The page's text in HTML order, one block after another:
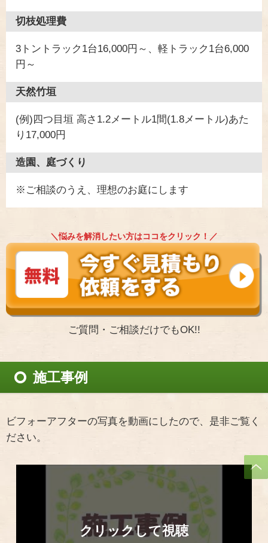
切枝処理費
3トントラック1台16,000円～、軽トラック1台6,000
円～
天然竹垣
(例)四つ目垣 高さ1.2メートル1間(1.8メートル)あた
り17,000円
造園、庭づくり
※ご相談のうえ、理想のお庭にします
＼悩みを解消したい方はココをクリック！／
ご質問・ご相談だけでもOK!!
施工事例
ビフォーアフターの写真を動画にしたので、是非ご覧く
ださい。